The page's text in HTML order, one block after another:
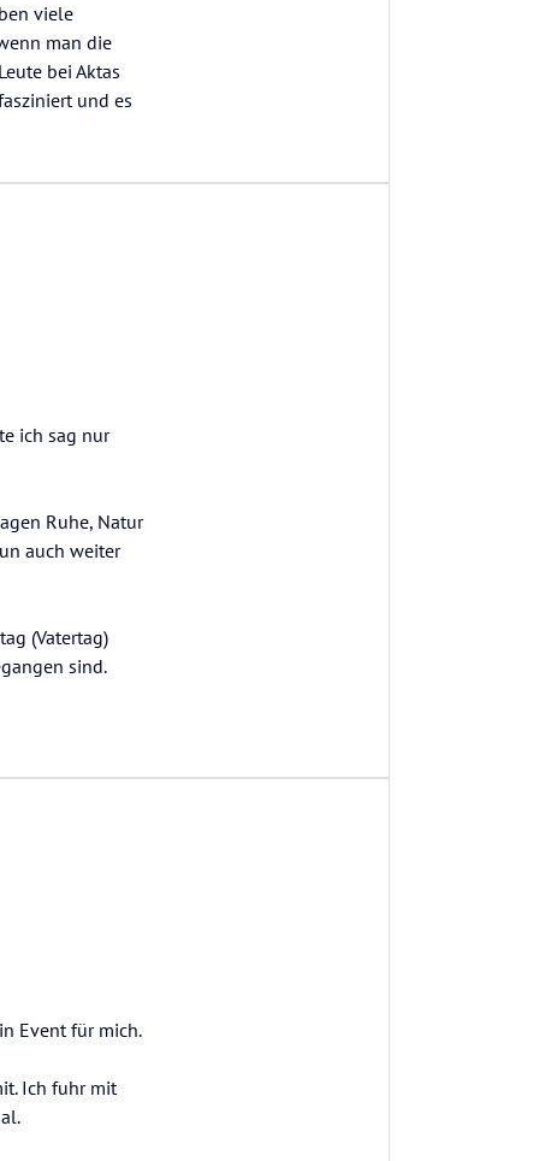
viele
man die
bei Aktas
und es
ich sag nur
Ruhe, Natur
auch weiter
(Vatertag)
sind.
Event für mich.
Ich fuhr mit